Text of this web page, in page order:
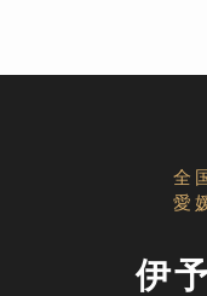
全
愛
伊